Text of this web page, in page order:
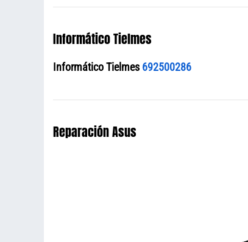
Informático Tielmes
Informático Tielmes 692500286
Reparación Asus